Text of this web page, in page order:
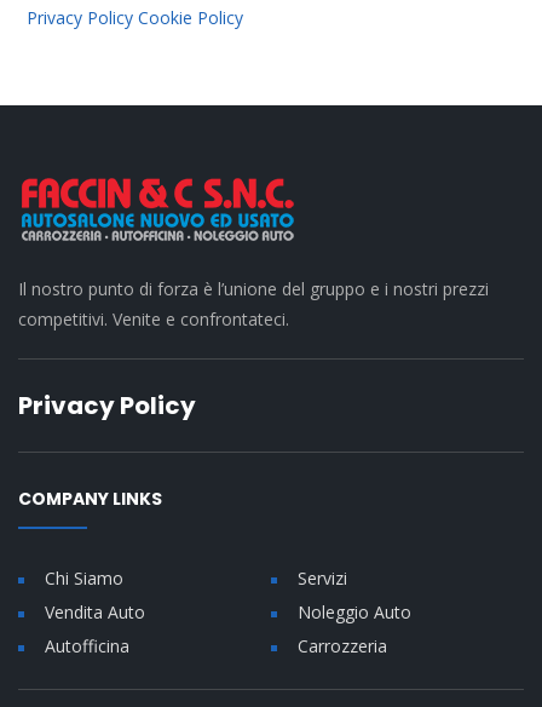
Privacy Policy Cookie Policy
Il nostro punto di forza è l’unione del gruppo e i nostri prezzi
competitivi. Venite e confrontateci.
Privacy Policy
COMPANY LINKS
Chi Siamo
Servizi
Vendita Auto
Noleggio Auto
Autofficina
Carrozzeria